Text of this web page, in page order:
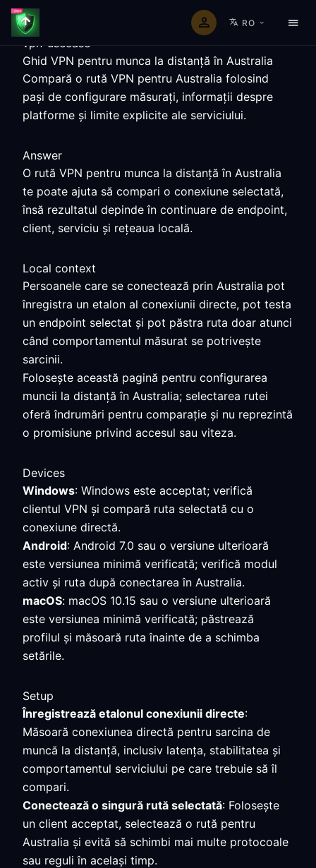
RO
vpn-usecase
Ghid VPN pentru munca la distanță în Australia
Compară o rută VPN pentru Australia folosind
pași de configurare măsurați, informații despre
platforme și limite explicite ale serviciului.
Answer
O rută VPN pentru munca la distanță în Australia
te poate ajuta să compari o conexiune selectată,
însă rezultatul depinde în continuare de endpoint,
client, serviciu și rețeaua locală.
Local context
Persoanele care se conectează prin Australia pot
înregistra un etalon al conexiunii directe, pot testa
un endpoint selectat și pot păstra ruta doar atunci
când comportamentul măsurat se potrivește
sarcinii.
Folosește această pagină pentru configurarea
muncii la distanță în Australia; selectarea rutei
oferă îndrumări pentru comparație și nu reprezintă
o promisiune privind accesul sau viteza.
Devices
Windows: Windows este acceptat; verifică
clientul VPN și compară ruta selectată cu o
conexiune directă.
Android: Android 7.0 sau o versiune ulterioară
este versiunea minimă verificată; verifică modul
activ și ruta după conectarea în Australia.
macOS: macOS 10.15 sau o versiune ulterioară
este versiunea minimă verificată; păstrează
profilul și măsoară ruta înainte de a schimba
setările.
Setup
Înregistrează etalonul conexiunii directe:
Măsoară conexiunea directă pentru sarcina de
muncă la distanță, inclusiv latența, stabilitatea și
comportamentul serviciului pe care trebuie să îl
compari.
Conectează o singură rută selectată: Folosește
un client acceptat, selectează o rută pentru
Australia și evită să schimbi mai multe protocoale
sau reguli în același timp.